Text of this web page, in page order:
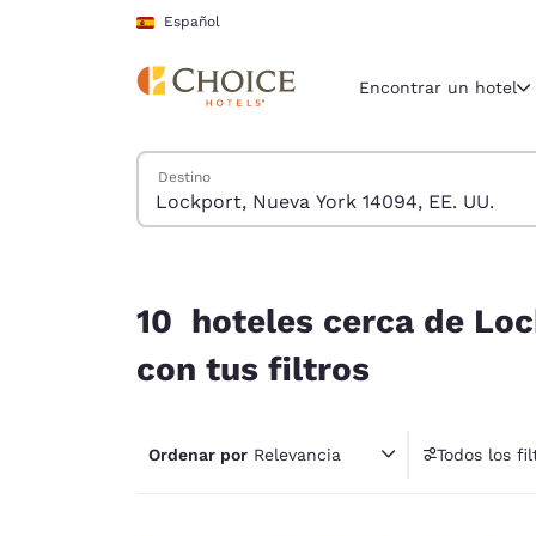
Saltar A Contenido Principal
Español
Región y
América
América
Encontrar un hotel
Buscar hoteles
Destino
10 hoteles cerca de
con tus filtros
Ordenar por Relevancia Todos los
1